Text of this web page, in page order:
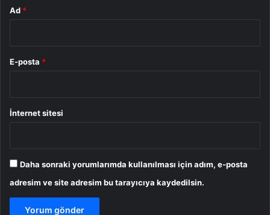
Ad *
E-posta *
İnternet sitesi
Daha sonraki yorumlarımda kullanılması için adım, e-posta
adresim ve site adresim bu tarayıcıya kaydedilsin.